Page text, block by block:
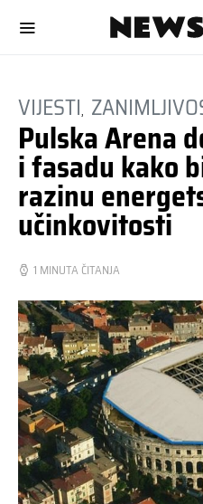
VIJESTI
Pulska Arena
i fasadu kako
razinu
učinkovitosti
1 MINUTA ČITANJA